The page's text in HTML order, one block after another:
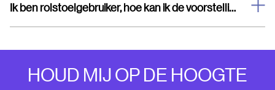
Ik ben rolstoelgebruiker, hoe kan ik de voorstelling bezoeken?
HOUD MIJ OP DE HOOGTE